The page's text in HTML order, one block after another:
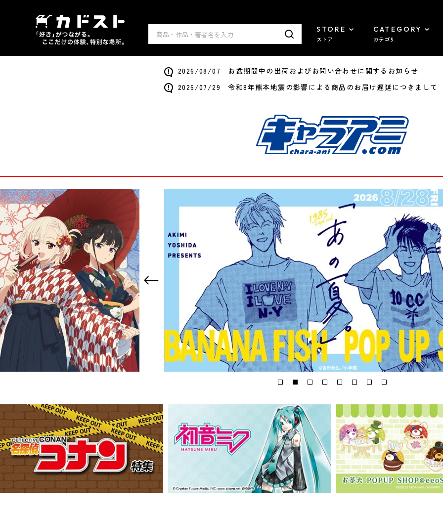
STORE
ストア
CATEGORY
カテゴリ
2026/08/07 お盆期間中の出荷およびお問い合わせに関するお知らせ
2026/07/29 令和8年熊本地震の影響による商品のお届け遅延につきまして